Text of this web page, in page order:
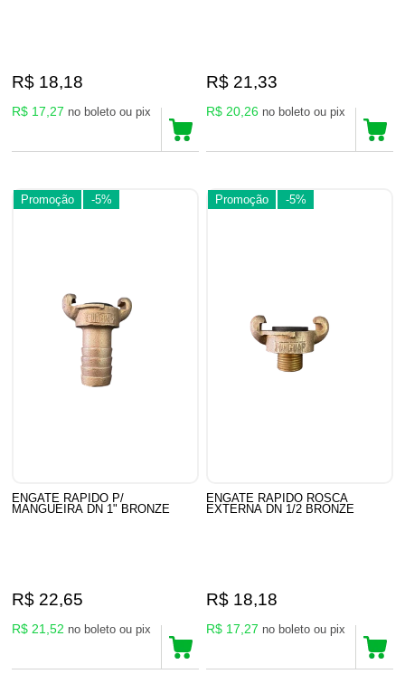
R$ 18,18
R$ 17,27 no boleto ou pix
R$ 21,33
R$ 20,26 no boleto ou pix
Promoção -5%
ENGATE RAPIDO P/
MANGUEIRA DN 1" BRONZE
R$ 22,65
R$ 21,52 no boleto ou pix
Promoção -5%
ENGATE RAPIDO ROSCA
EXTERNA DN 1/2 BRONZE
R$ 18,18
R$ 17,27 no boleto ou pix